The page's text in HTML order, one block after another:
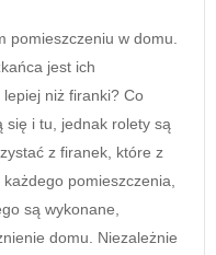
pomieszczeniu w domu.
jest ich
niż firanki? Co
się i tu, jednak rolety są
z firanek, które z
pomieszczenia,
są wykonane,
domu. Niezależnie